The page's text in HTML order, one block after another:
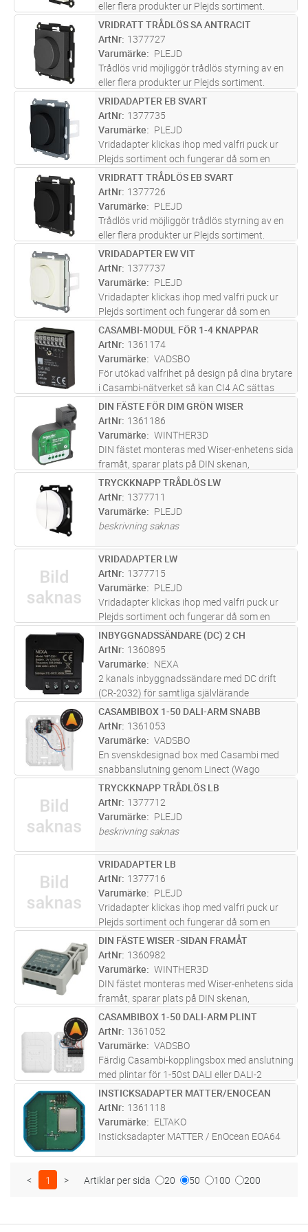
eller flera produkter ur Plejds sortiment.
Konfigureras i Plejd-appen. WRT-01 monteras
enkelt utanpå standard apparatdosa eller
med dubbelsidig tejp elle
ST Lägg i kundvagn
VRIDRATT TRÅDLÖS SA ANTRACIT
ArtNr 1377727
Varumärke
PLEJD
Trådlös vrid möjliggör trådlös styrning av en
eller flera produkter ur Plejds sortiment.
Konfigureras i Plejd-appen. WRT-01 monteras
enkelt utanpå standard apparatdosa eller
med dubbelsidig tejp elle
ST Lägg i kundvagn
VRIDADAPTER EB SVART
ArtNr 1377735
Varumärke
PLEJD
Vridadapter klickas ihop med valfri puck ur
Plejds sortiment och fungerar då som en
klassisk vriddimmer. Genom vår trådlösa
meshteknik kan Vridadapter även användas
för att styra andra produkter i Pl
ST Lägg i kundvagn
VRIDRATT TRÅDLÖS EB SVART
ArtNr 1377726
Varumärke
PLEJD
Trådlös vrid möjliggör trådlös styrning av en
eller flera produkter ur Plejds sortiment.
Konfigureras i Plejd-appen. WRT-01 monteras
enkelt utanpå standard apparatdosa eller
med dubbelsidig tejp elle
ST Lägg i kundvagn
VRIDADAPTER EW VIT
ArtNr 1377737
Varumärke
PLEJD
Vridadapter klickas ihop med valfri puck ur
Plejds sortiment och fungerar då som en
klassisk vriddimmer. Genom vår trådlösa
meshteknik kan Vridadapter även användas
för att styra andra produkter i Pl
ST Lägg i kundvagn
CASAMBI-MODUL FÖR 1-4 KNAPPAR
ArtNr 1361174
Varumärke
VADSBO
För utökad valfrihet på design på dina brytare
i Casambi-nätverket så kan CI4 AC sättas
bakom alla återfjädrande tryckknappar. Med
den här produkten blir de alltså en del av
Casambi trådlösa belysnin
ST Lägg i kundvagn
DIN FÄSTE FÖR DIM GRÖN WISER
ArtNr 1361186
Varumärke
WINTHER3D
DIN fästet monteras med Wiser-enhetens sida
framåt, sparar plats på DIN skenan,
lossas/monteras lätt utan att behöva ta bort
kablarna först. Fästet säkrar 5mm luft-glapp
på båda sidor om fästet för a
ST Lägg i kundvagn
TRYCKKNAPP TRÅDLÖS LW
ArtNr 1377711
Varumärke
PLEJD
beskrivning saknas
ST Lägg i kundvagn
VRIDADAPTER LW
ArtNr 1377715
Varumärke
PLEJD
Vridadapter klickas ihop med valfri puck ur
Plejds sortiment och fungerar då som en
klassisk vriddimmer. Genom vår trådlösa
meshteknik kan Vridadapter även användas
för att styra andra produkter i Pl
ST Lägg i kundvagn
INBYGGNADSSÄNDARE (DC) 2 CH
ArtNr 1360895
Varumärke
NEXA
2 kanals inbyggnadssändare med DC drift
(CR-2032) för samtliga självlärande
mottagare i System Nexa. Stöd för tänd/släck
och pushdim.
ST Lägg i kundvagn
CASAMBIBOX 1-50 DALI-ARM SNABB
ArtNr 1361053
Varumärke
VADSBO
En svenskdesignad box med Casambi med
snabbanslutning genom Linect (Wago
Winsta) för 1-50st DALI eller DALI-2 armaturer
i broadcast (samstyrt). Har TW-
(varm-/kallvitt) och RGBW-stöd. Vadsbox Stor
ka...läs mer
ST Lägg i kundvagn
TRYCKKNAPP TRÅDLÖS LB
ArtNr 1377712
Varumärke
PLEJD
beskrivning saknas
ST Lägg i kundvagn
VRIDADAPTER LB
ArtNr 1377716
Varumärke
PLEJD
Vridadapter klickas ihop med valfri puck ur
Plejds sortiment och fungerar då som en
klassisk vriddimmer. Genom vår trådlösa
meshteknik kan Vridadapter även användas
för att styra andra produkter i Pl
ST Lägg i kundvagn
DIN FÄSTE WISER -SIDAN FRAMÅT
ArtNr 1360982
Varumärke
WINTHER3D
DIN fästet monteras med Wiser-enhetens sida
framåt, sparar plats på DIN skenan,
lossas/monteras lätt utan att först ta bort
kablarna. Fästet säkrar 5mm luft-glapp på
båda sidor om fästet för att skap
ST Lägg i kundvagn
CASAMBIBOX 1-50 DALI-ARM PLINT
ArtNr 1361052
Varumärke
VADSBO
Färdig Casambi-kopplingsbox med anslutning
med plintar för 1-50st DALI eller DALI-2
armaturer i broadcast (samstyrt). Har TW-
(varm-/kallvitt) och RGBW-stöd. Vadsbox Stor
kan med grupp-profil sätta D
ST Lägg i kundvagn
INSTICKSADAPTER MATTER/ENOCEAN
ArtNr 1361118
Varumärke
ELTAKO
Insticksadapter MATTER / EnOcean EOA64
< 1 > Artiklar per sida 20 50 100 200